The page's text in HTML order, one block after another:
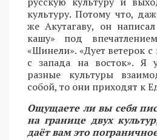
культуру. Потому что,
же Акутагаву, он
кашу» под
«Шинели». «Дует ветерок с
с запада на восток». Я
разные культуры
собой, то они приходят к
Ощущаете ли вы себя
на границе двух
даёт вам это